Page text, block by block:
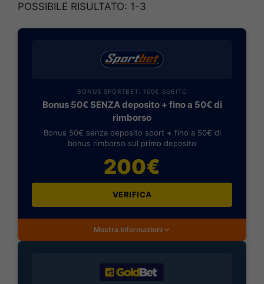
POSSIBILE RISULTATO: 1-3
BONUS SPORTBET: 100€ SUBITO
Bonus 50€ SENZA deposito + fino a 50€ di
rimborso
Bonus 50€ senza deposito sport + fino a 50€ di
bonus rimborso sul primo deposito
200€
VERIFICA
Mostra Informazioni